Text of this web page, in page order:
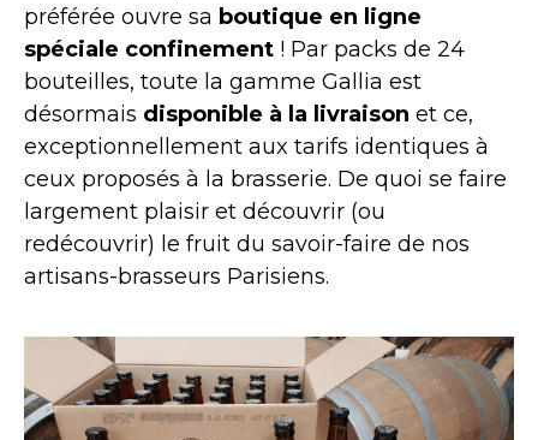
préférée ouvre sa boutique en ligne
spéciale confinement ! Par packs de 24
bouteilles, toute la gamme Gallia est
désormais disponible à la livraison et ce,
exceptionnellement aux tarifs identiques à
ceux proposés à la brasserie. De quoi se faire
largement plaisir et découvrir (ou
redécouvrir) le fruit du savoir-faire de nos
artisans-brasseurs Parisiens.